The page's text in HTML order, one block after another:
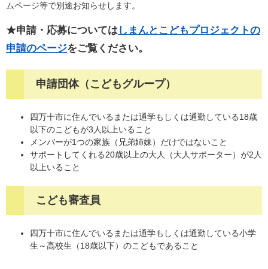
ムページ等で別途お知らせします。
★申請・応募についてはしまんとこどもプロジェクトの
申請のページをご覧ください。
申請団体（こどもグループ）
四万十市に住んでいるまたは通学もしくは通勤している18歳
以下のこどもが3人以上いること
メンバーが1つの家族（兄弟姉妹）だけではないこと
サポートしてくれる20歳以上の大人（大人サポーター）が2人
以上いること
こども審査員
四万十市に住んでいるまたは通学もしくは通勤している小学
生～高校生（18歳以下）のこどもであること